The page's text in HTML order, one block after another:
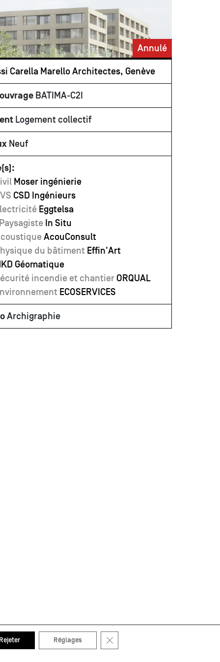
Annulé
Carella Marello Architectes, Genève
BATIMA-C2I
Logement collectif
Neuf
Moser ingénierie
CSD Ingénieurs
Eggtelsa
In Situ
AcouConsult
du bâtiment Effin'Art
Géomatique
incendie et chantier ORQUAL
ECOSERVICES
Archigraphie
Réglages Fermer la bannière des cookies